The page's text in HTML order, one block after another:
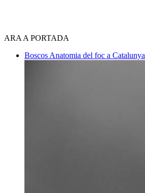
ARA A PORTADA
Boscos Anatomia del foc a Catalunya